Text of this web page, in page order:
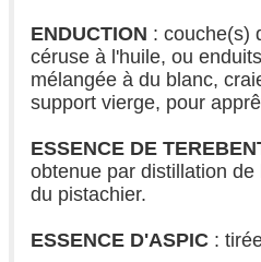
ENDUCTION : couche(s)
céruse à l'huile, ou
mélangée à du blanc,
support vierge, pour
ESSENCE DE
obtenue par distillation
du pistachier.
ESSENCE D'ASPIC :